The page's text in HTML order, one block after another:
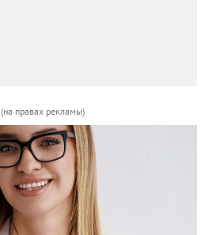
(на правах рекламы)